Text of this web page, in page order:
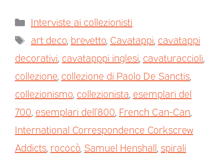
Interviste ai collezionisti
art deco brevetto Cavatappi cavatappi
decorativi cavatapppi inglesi cavaturaccioli
collezione collezione di Paolo De Sanctis
collezionismo collezionista esemplari del
700 esemplari dell’800 French Can-Can
International Correspondence Corkscrew
Addicts rococò Samuel Henshall spirali